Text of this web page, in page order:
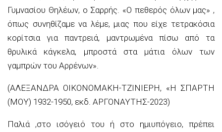
Γυμνασίου Θηλέων, ο Σαρρής. «Ο πεθερός όλων μας» ,
όπως συνηθίζαμε να λέμε, μιας που είχε τετρακόσια
κορίτσια για παντρειά, μαντρωμένα πίσω από τα
θρυλικά κάγκελα, μπροστά στα μάτια όλων των
γαμπρών του Αρρένων».
(ΑΛΕΞΑΝΔΡΑ ΟΙΚΟΝΟΜΑΚΗ-ΤΖΙΝΙΕΡΗ, «Η ΣΠΑΡΤΗ
(ΜΟΥ) 1932-1950, εκδ . ΑΡΓΟΝΑΥΤΗΣ-2023)
Παλιά ,στο ισόγειό του ή στο ημιυπόγειο, πρέπει